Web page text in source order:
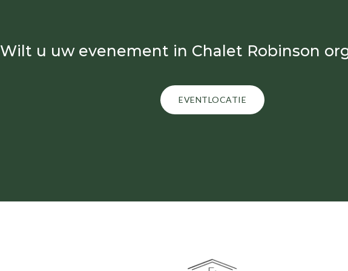
Wilt u uw evenement in Chalet Robinson
EVENTLOCATIE